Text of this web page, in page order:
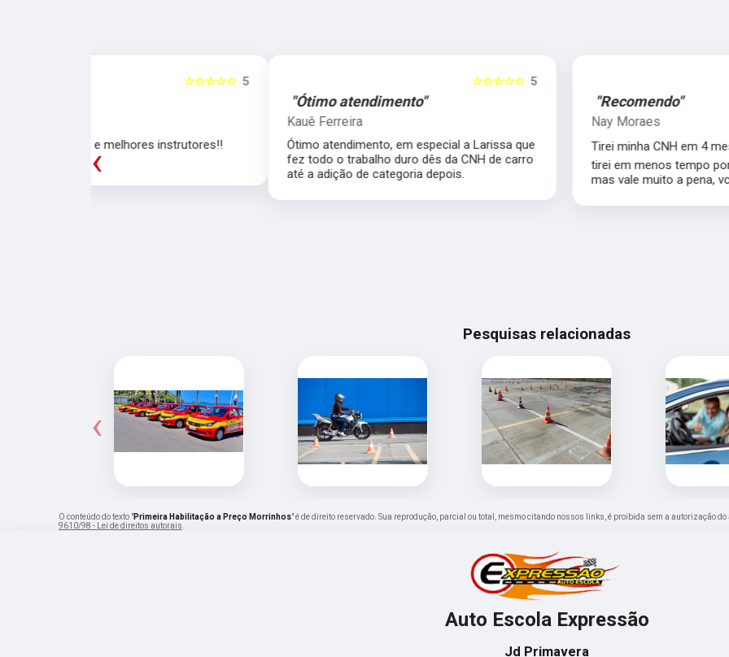
Ótimo atendimento, em especial a Larissa que
fez todo o trabalho duro dês da CNH de carro
até a adição de categoria depois.
"Recomendo"
Tirei minha CNH em 4 meses ❤️ A/B. Só não
tirei em menos tempo porque eu reprovei,
mas vale muito a pena, vcs são top
‹
Pesquisas relacionadas
‹
O conteúdo do texto "Primeira Habilitação a Preço Morrinhos" é de direito reservado. Sua reprodução, parcial ou total, mesmo citando nossos links, é proibida sem a autorização
9610/98 - Lei de direitos autorais
Auto Escola Expressão
Jd Primavera